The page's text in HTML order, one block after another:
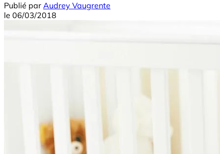
Publié par Audrey Vaugrente
le 06/03/2018